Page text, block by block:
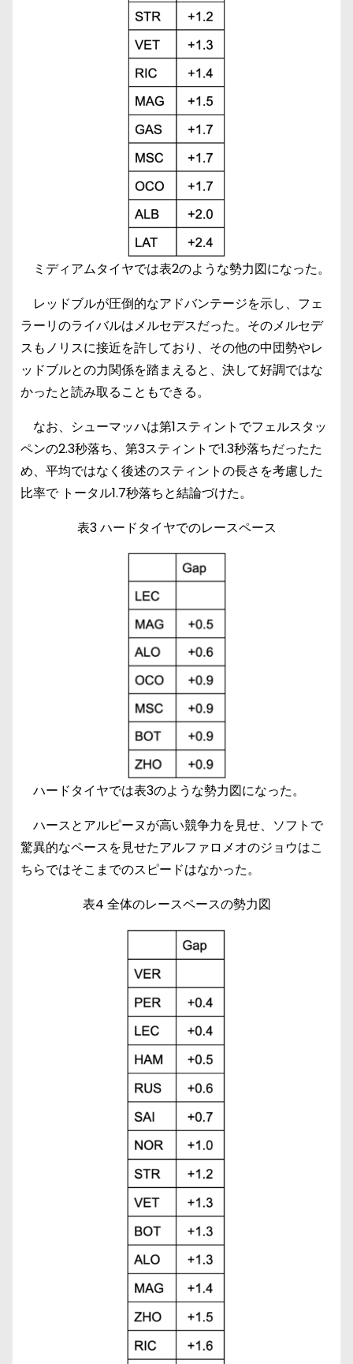
ミディアムタイヤでは表2のような勢力図になった。
レッドブルが圧倒的なアドバンテージを示し、フェ
ラーリのライバルはメルセデスだった。そのメルセデ
スもノリスに接近を許しており、その他の中団勢やレ
ッドブルとの力関係を踏まえると、決して好調ではな
かったと読み取ることもできる。
なお、シューマッハは第1スティントでフェルスタッ
ペンの2.3秒落ち、第3スティントで1.3秒落ちだったた
め、平均ではなく後述のスティントの長さを考慮した
比率で トータル1.7秒落ちと結論づけた。
表3 ハードタイヤでのレースペース
ハードタイヤでは表3のような勢力図になった。
ハースとアルピーヌが高い競争力を見せ、ソフトで
驚異的なペースを見せたアルファロメオのジョウはこ
ちらではそこまでのスピードはなかった。
表4 全体のレースペースの勢力図